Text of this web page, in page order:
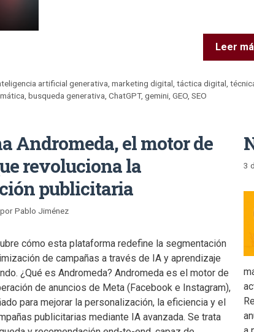
Leer
artificial generativa ,marketing digital ,táctica digital ,
,busqueda generativa ,ChatGPT,gemini ,GEO ,SEO
Andromeda, el motor de
revoluciona la
publicitaria
porPablo Jiménez
cómo esta plataforma redefine la segmentación
de campañas a través de IA y aprendizaje
¿Qué es Andromeda? Andromeda es el motor de
de anuncios de Meta (Facebook e Instagram),
para mejorar la personalización, la eficiencia y el
publicitarias mediante IA avanzada. Se trata
3